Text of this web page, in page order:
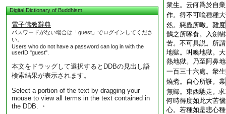
Digital Dictionary of Buddhism
電子佛教辭典
パスワードがない場合は「guest」でログインしてくださ
い。
Users who do not have a password can log in with the
userID "guest".
本文をドラッグして選択するとDDBの見出し語
検索結果が表示されます。
Select a portion of the text by dragging your
mouse to view all terms in the text contained in
the DDB. ・
衆生。云何爲於自
作。得不可喩種種
然。惡蟲所噉。難度
鵲之所啄食。入劍
苦。不可具説。所
地獄。叫喚地獄。
熱地獄。乃至阿鼻
一百三十六處。衆
燒煮。自心所誑。業
無歸。東西馳走。
何時得度如此大苦
心。若種如是悲心